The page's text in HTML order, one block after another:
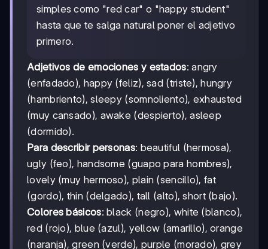
simples como "red car" o "happy student"
hasta que te salga natural poner el adjetivo
primero.
Adjetivos de emociones y estados: angry
(enfadado), happy (feliz), sad (triste), hungry
(hambriento), sleepy (somnoliento), exhausted
(muy cansado), awake (despierto), asleep
(dormido).
Para describir personas: beautiful (hermosa),
ugly (feo), handsome (guapo para hombres),
lovely (muy hermoso), plain (sencillo), fat
(gordo), thin (delgado), tall (alto), short (bajo).
Colores básicos: black (negro), white (blanco),
red (rojo), blue (azul), yellow (amarillo), orange
(naranja), green (verde), purple (morado), grey